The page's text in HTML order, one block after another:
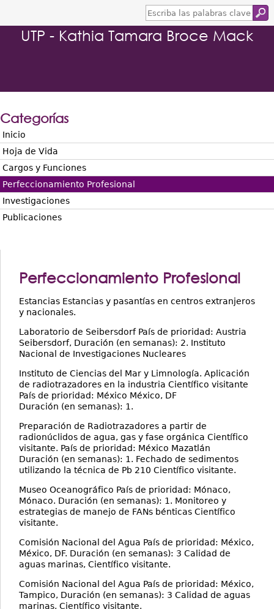
E
s
c
r
l
r
c
UTP - Kathia Tamara Broce Mack
Categorías
Inicio
Hoja de Vida
Cargos y Funciones
Perfeccionamiento Profesional
Investigaciones
Publicaciones
Perfeccionamiento Profesional
Estancias Estancias y pasantías en centros extranjeros
y nacionales.
Laboratorio de Seibersdorf País de prioridad: Austria
Seibersdorf, Duración (en semanas): 2. Instituto
Nacional de Investigaciones Nucleares
Instituto de Ciencias del Mar y Limnología. Aplicación
de radiotrazadores en la industria Científico visitante
País de prioridad: México México, DF
Duración (en semanas): 1.
Preparación de Radiotrazadores a partir de
radionúclidos de agua, gas y fase orgánica Científico
visitante. País de prioridad: México Mazatlán
Duración (en semanas): 1. Fechado de sedimentos
utilizando la técnica de Pb 210 Científico visitante.
Museo Oceanográfico País de prioridad: Mónaco,
Mónaco. Duración (en semanas): 1. Monitoreo y
estrategias de manejo de FANs bénticas Científico
visitante.
Comisión Nacional del Agua País de prioridad: México,
México, DF. Duración (en semanas): 3 Calidad de
aguas marinas, Científico visitante.
Comisión Nacional del Agua País de prioridad: México,
Tampico, Duración (en semanas): 3 Calidad de aguas
marinas, Científico visitante.